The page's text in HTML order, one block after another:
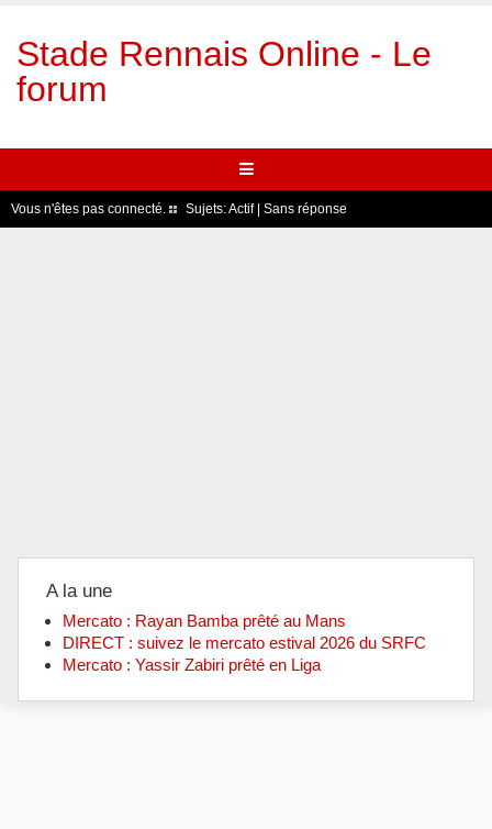
Stade Rennais Online - Le
forum
Vous n'êtes pas connecté. Sujets:Actif| Sans réponse
A la une
Mercato : Rayan Bamba prêté au Mans
DIRECT : suivez le mercato estival 2026 du SRFC
Mercato : Yassir Zabiri prêté en Liga